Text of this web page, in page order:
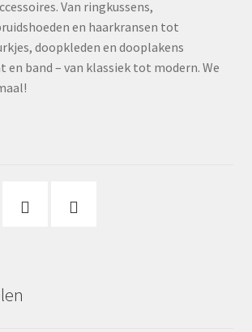
Van ringkussens,
en haarkransen tot
doopkleden en dooplakens
en band – van klassiek tot modern. We